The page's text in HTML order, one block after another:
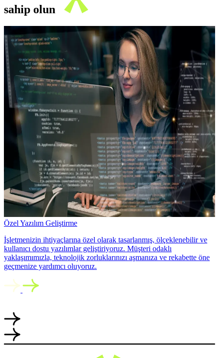
sahip olun
Özel Yazılım Geliştirme
İşletmenizin ihtiyaçlarına özel olarak tasarlanmış, ölçeklenebilir ve
kullanıcı dostu yazılımlar geliştiriyoruz. Müşteri odaklı
yaklaşımımızla, teknolojik zorluklarınızı aşmanıza ve rekabette öne
geçmenize yardımcı oluyoruz.